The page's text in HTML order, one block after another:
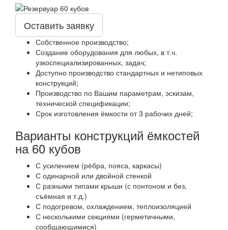
Оставить заявку
Собственное производство;
Создание оборудования для любых, в т.ч.
узкоспециализированных, задач;
Доступно производство стандартных и нетиповых
конструкций;
Производство по Вашим параметрам, эскизам,
технической спецификации;
Срок изготовления ёмкости от 3 рабочих дней;
Варианты конструкций ёмкостей
на 60 кубов
С усилением (рёбра, пояса, каркасы)
С одинарной или двойной стенкой
С разными типами крыши (с понтоном и без,
съёмная и т.д.)
С подогревом, охлаждением, теплоизоляцией
С несколькими секциями (герметичными,
сообщающимися)